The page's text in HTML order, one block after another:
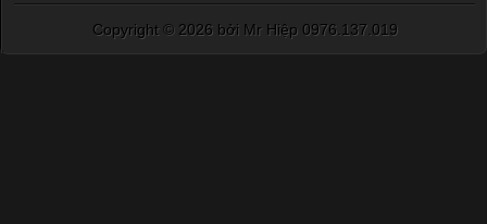
Copyright © 2026 bởi Mr Hiệp 0976.137.019